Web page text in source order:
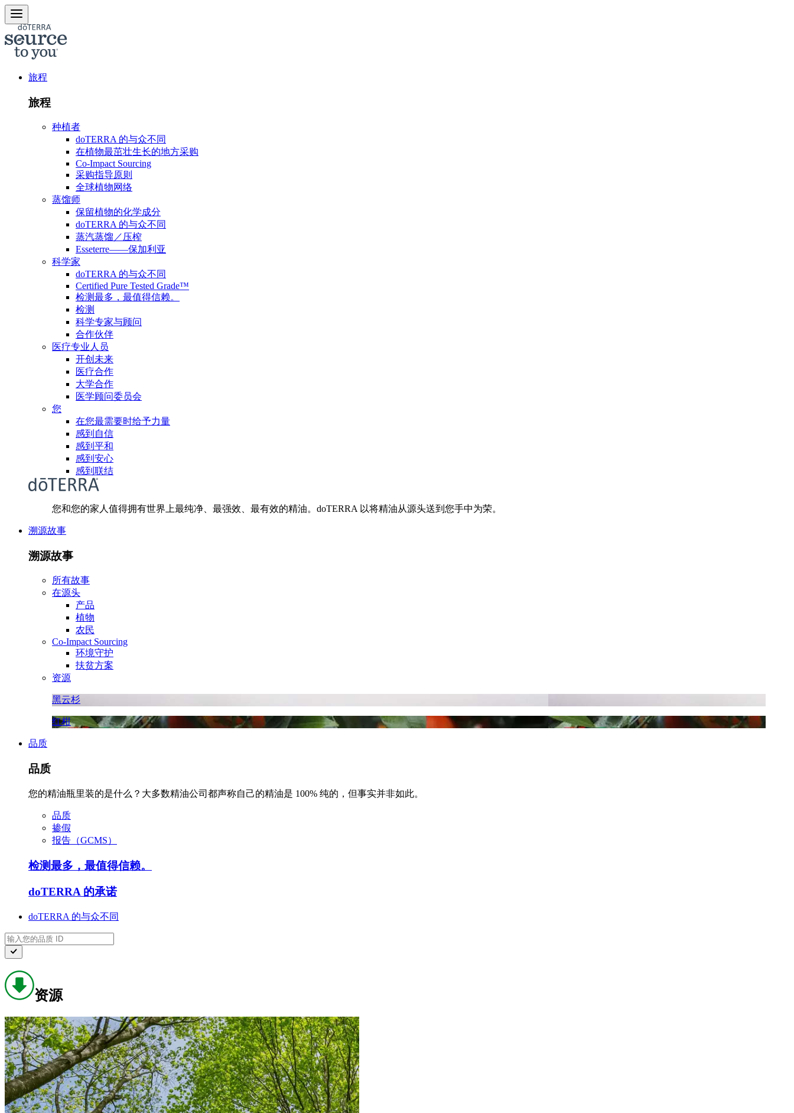
旅程
旅程
种植者
doTERRA 的与众不同
在植物最茁壮生长的地方采购
Co-Impact Sourcing
采购指导原则
全球植物网络
蒸馏师
保留植物的化学成分
doTERRA 的与众不同
蒸汽蒸馏／压榨
Esseterre——保加利亚
科学家
doTERRA 的与众不同
Certified Pure Tested Grade™
检测最多，最值得信赖。
检测
科学专家与顾问
合作伙伴
医疗专业人员
开创未来
医疗合作
大学合作
医学顾问委员会
您
在您最需要时给予力量
感到自信
感到平和
感到安心
感到联结
您和您的家人值得拥有世界上最纯净、最强效、最有效的精油。doTERRA 以将精油从源头送到您手中为荣。
溯源故事
溯源故事
所有故事
在源头
产品
植物
农民
Co-Impact Sourcing
环境守护
扶贫方案
资源
黑云杉
红柑
品质
品质
您的精油瓶里装的是什么？大多数精油公司都声称自己的精油是 100% 纯的，但事实并非如此。
品质
掺假
报告（GCMS）
检测最多，最值得信赖。
doTERRA 的承诺
doTERRA 的与众不同
资源